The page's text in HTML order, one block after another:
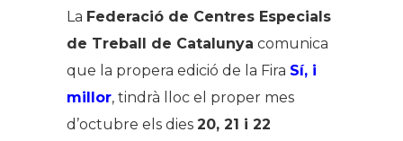
La Federació de Centres Especials
de Treball de Catalunya comunica
que la propera edició de la Fira Sí, i
millor, tindrà lloc el proper mes
d’octubre els dies 20, 21 i 22